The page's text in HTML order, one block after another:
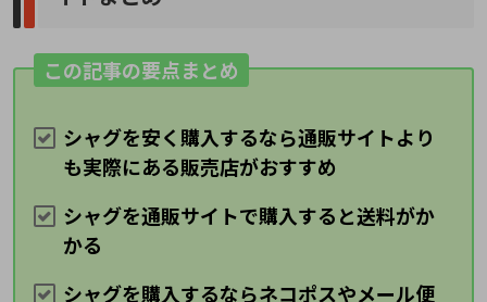
この記事の要点まとめ
シャグを安く購入するなら通販サイトより
も実際にある販売店がおすすめ
シャグを通販サイトで購入すると送料がか
かる
シャグを購入するならネコポスやメール便